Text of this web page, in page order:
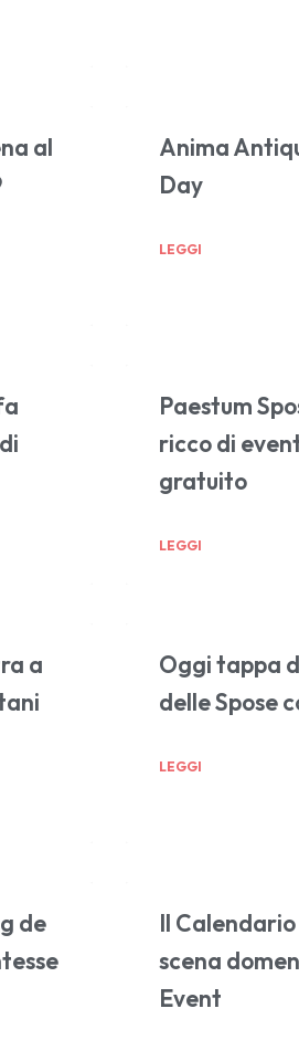
al
Anima
Day
LEGGI
Paestum
ricco di
gratuito
LEGGI
a
Oggi tappa
delle Spose
LEGGI
de
Il Calendario
scena
Event